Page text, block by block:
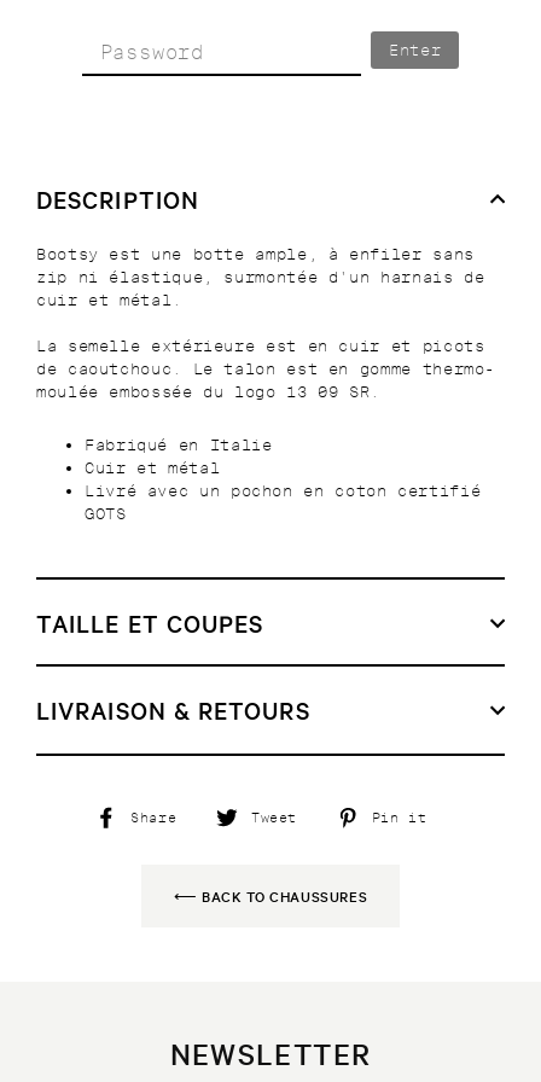
Enter
DESCRIPTION
Bootsy est une botte ample, à enfiler sans
zip ni élastique, surmontée d'un harnais de
cuir et métal.
La semelle extérieure est en cuir et picots
de caoutchouc. Le talon est en gomme thermo-
moulée embossée du logo 13 09 SR.
Fabriqué en Italie
Cuir et métal
Livré avec un pochon en coton certifié
GOTS
TAILLE ET COUPES
LIVRAISON & RETOURS
Share
Share
Tweet
Tweet
Pin it
⟵ BACK TO CHAUSSURES
NEWSLETTER